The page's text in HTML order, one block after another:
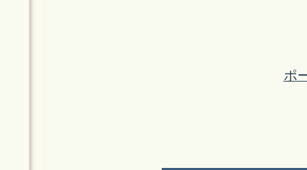
ポ